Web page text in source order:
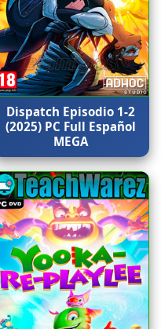
Dispatch Episodio 1-2
(2025) PC Full Español
MEGA